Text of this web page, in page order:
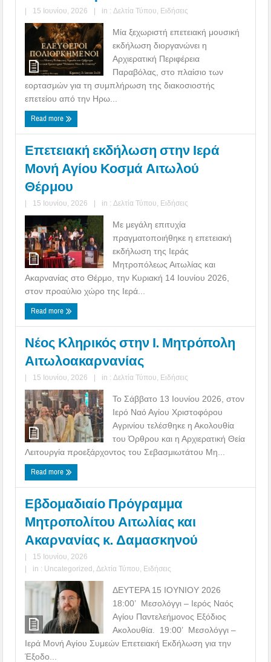
| 15 Ιουνίου, 2026 | in : Δελτία Τύπου Ειδήσεις
Μία ξεχωριστή επετειακή μουσική
εκδήλωση διοργανώνει η
Αρχιερατική Περιφέρεια
Παραβόλας, στο πλαίσιο των
εορτασμών για τη συμπλήρωση της διακοσιοστής
επετείου από την Ηρω...
Read more
Επετειακή εκδήλωση στην Ιερά
Μονή Αγίου Κοσμά Αιτωλού
Θέρμου
| 15 Ιουνίου, 2026 | in : Δελτία Τύπου Ειδήσεις
Με μεγάλη επιτυχία
πραγματοποιήθηκε η επετειακή
εκδήλωση της Ιεράς
Μητροπόλεως Αιτωλίας και
Ακαρνανίας στο Θέρμο, την Κυριακή 14 Ιουνίου 2026,
στον προαύλιο χώρο της Ιερά...
Read more
Νέος Κληρικός στην Ι. Μητρόπολη
Αιτωλοακαρνανίας
| 15 Ιουνίου, 2026 | in : Δελτία Τύπου Ειδήσεις
Το Σάββατο 13 Ιουνίου 2026, στον
Ιερό Ναό Αγίου Χριστοφόρου
Αγρινίου τελέσθηκε η Ακολουθία
του Όρθρου και η Αρχιερατική Θεία
Λειτουργία προεξάρχοντος του Σεβασμιωτάτου Μη...
Read more
Εβδομαδιαίο Πρόγραμμα
Μητροπολίτου Αιτωλίας και
Ακαρνανίας κ. Δαμασκηνού
|
15 Ιουνίου, 2026
|
in : Uncategorized Δελτία Τύπου Ειδήσεις
ΔΕΥΤΕΡΑ 15 ΙΟΥΝΙΟΥ 2026
18:00’ Μεσολόγγι – Ιερός Ναός
Αγίου Παντελεήμονος Εξόδιος
Ακολουθία. 19:00’ Μεσολόγγι –
Ιερά Μονή Αγίου Συμεών Επετειακή Εκδήλωση για την
Έξοδο...